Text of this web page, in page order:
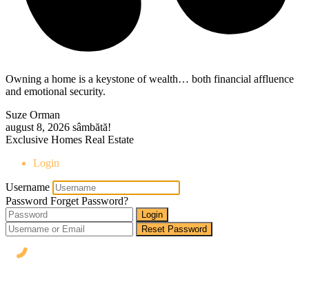
Owning a home is a keystone of wealth… both financial affluence
and emotional security.
Suze Orman
august 8, 2026 sâmbătă!
Exclusive Homes Real Estate
Login
Username
Password Forget Password?
Login
Reset Password